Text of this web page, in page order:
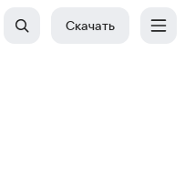
Скачать